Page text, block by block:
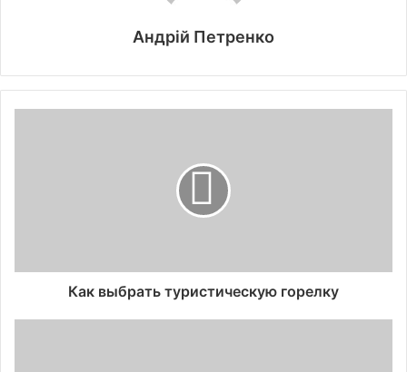
Андрій Петренко
Как выбрать туристическую горелку